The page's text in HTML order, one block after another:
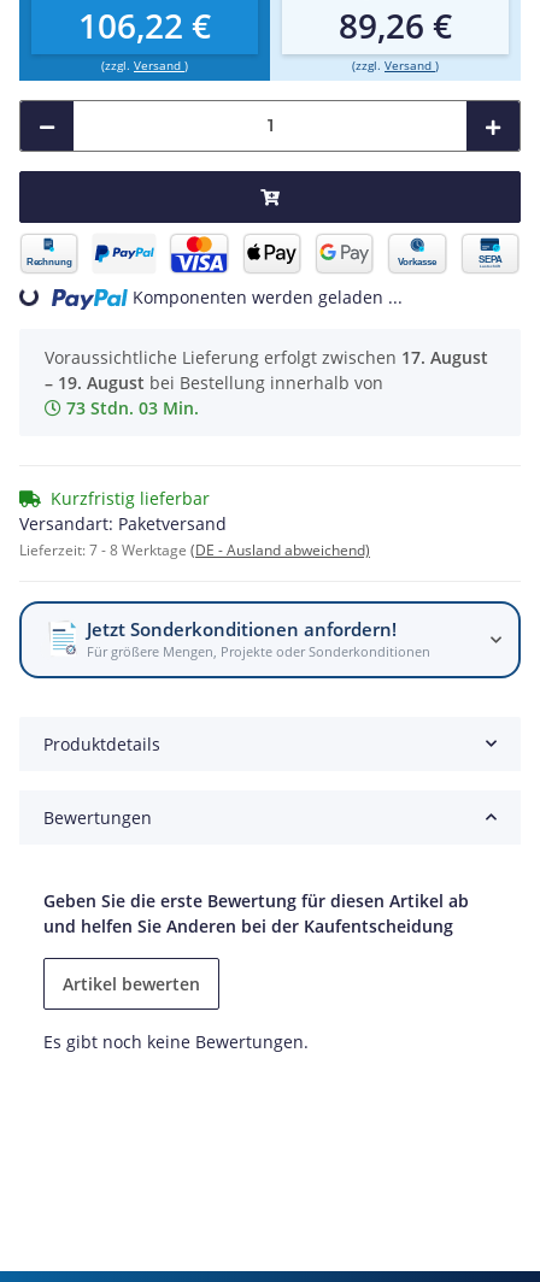
106,22 €
(zzgl. Versand )
89,26 €
(zzgl. Versand )
Loading... Komponenten werden geladen ...
Voraussichtliche Lieferung erfolgt zwischen 17. August
– 19. August bei Bestellung innerhalb von
73 Stdn. 03 Min.
Kurzfristig lieferbar
Versandart: Paketversand
Lieferzeit:7 - 8 Werktage (DE - Ausland abweichend)
Jetzt Sonderkonditionen anfordern!
Für größere Mengen, Projekte oder Sonderkonditionen
Produktdetails
Bewertungen
Geben Sie die erste Bewertung für diesen Artikel ab
und helfen Sie Anderen bei der Kaufentscheidung
Artikel bewerten
Es gibt noch keine Bewertungen.